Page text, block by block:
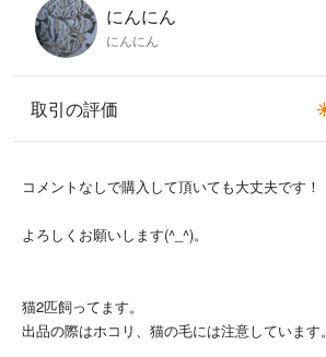
にんにん
にんにん
取引の評価
コメントなしで購入して頂いても大丈夫です！
よろしくお願いします(^_^)。
猫2匹飼ってます。
出品の際はホコリ、猫の毛には注意しています。